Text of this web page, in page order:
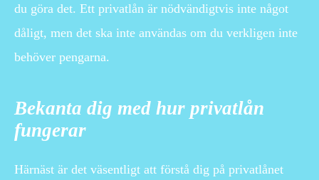
du göra det. Ett privatlån är nödvändigtvis inte något
dåligt, men det ska inte användas om du verkligen inte
behöver pengarna.
Bekanta dig med hur privatlån
fungerar
Härnäst är det väsentligt att förstå dig på privatlånet